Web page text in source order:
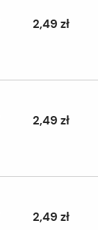
2,49 zł
2,49 zł
2,49 zł